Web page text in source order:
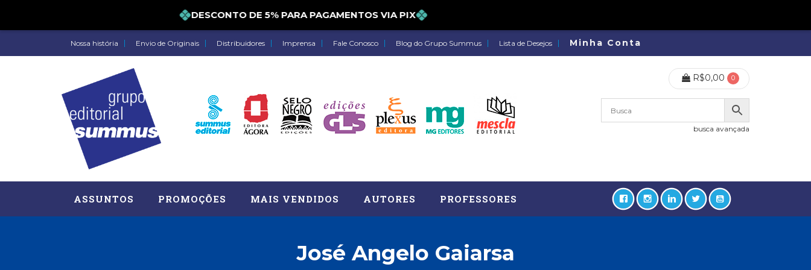
DESCONTO DE 5% PARA PAGAMENTOS VIA PIX
Nossa história Envio de Originais Distribuidores Imprensa Fale Conosco Blog do Grupo Summus Lista de Desejos Minha Conta
R$0,00 0
busca avançada
ASSUNTOS PROMOÇÕES MAIS VENDIDOS AUTORES PROFESSORES
José Angelo Gaiarsa